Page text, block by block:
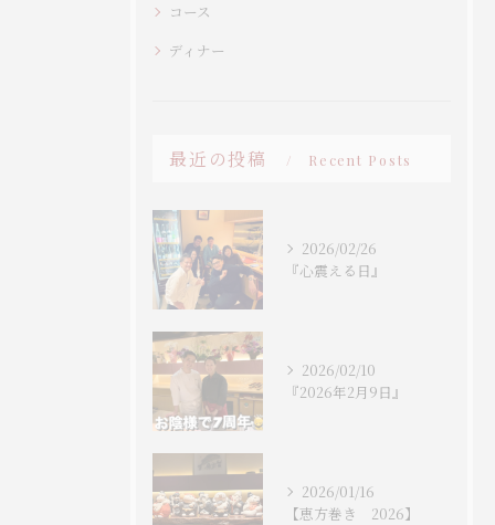
コース
ディナー
最近の投稿 Recent Posts
2026/02/26
『心震える日』
2026/02/10
『2026年2月9日』
2026/01/16
【恵方巻き 2026】